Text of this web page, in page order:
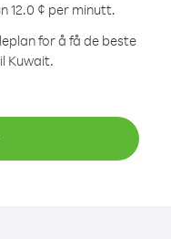
12.0 ¢ per minutt.
for å få de beste
Kuwait.